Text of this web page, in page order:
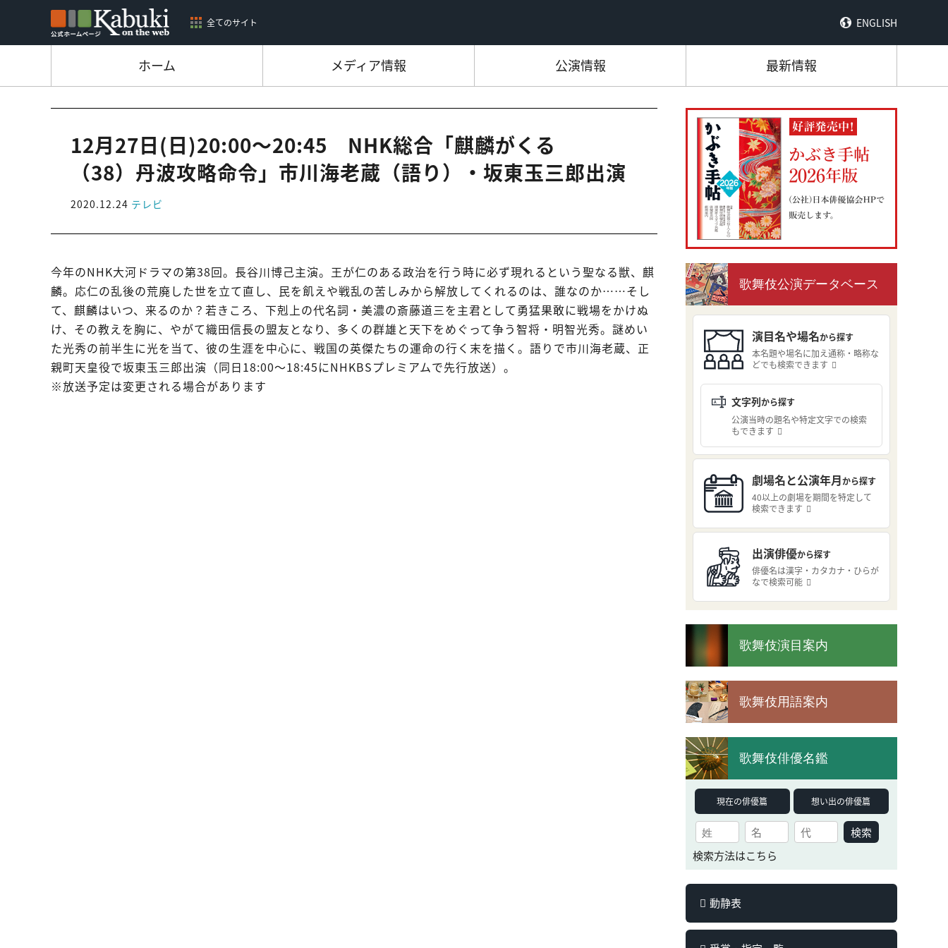
全てのサイト ENGLISH
ホーム メディア情報 公演情報 最新情報
12月27日(日)20:00～20:45 NHK総合「麒麟がくる
（38）丹波攻略命令」市川海老蔵（語り）・坂東玉三郎出演
2020.12.24 テレビ
今年のNHK大河ドラマの第38回。長谷川博己主演。王が仁のある政治を行う時に必ず現れるという聖なる獣、麒
麟。応仁の乱後の荒廃した世を立て直し、民を飢えや戦乱の苦しみから解放してくれるのは、誰なのか……そし
て、麒麟はいつ、来るのか？若きころ、下剋上の代名詞・美濃の斎藤道三を主君として勇猛果敢に戦場をかけぬ
け、その教えを胸に、やがて織田信長の盟友となり、多くの群雄と天下をめぐって争う智将・明智光秀。謎めい
た光秀の前半生に光を当て、彼の生涯を中心に、戦国の英傑たちの運命の行く末を描く。語りで市川海老蔵、正
親町天皇役で坂東玉三郎出演（同日18:00～18:45にNHKBSプレミアムで先行放送）。
※放送予定は変更される場合があります
歌舞伎公演データベース
演目名や場名から探す
本名題や場名に加え通称・略称な
どでも検索できます
文字列から探す
公演当時の題名や特定文字での検索
もできます
劇場名と公演年月から探す
40以上の劇場を期間を特定して
検索できます
出演俳優から探す
俳優名は漢字・カタカナ・ひらが
なで検索可能
歌舞伎演目案内
歌舞伎用語案内
歌舞伎俳優名鑑
現在の俳優篇 想い出の俳優篇
検索
検索方法はこちら
動静表